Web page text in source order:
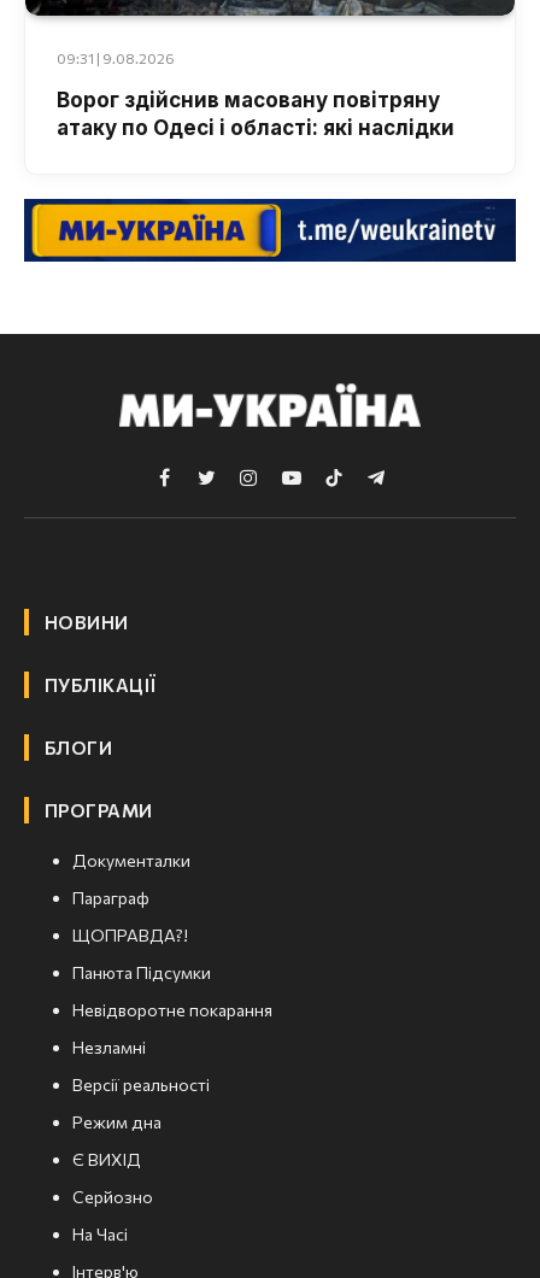
09:31 | 9.08.2026
Ворог здійснив масовану повітряну
атаку по Одесі і області: які наслідки
FacebookTwitterInstagramYouTubeTikTokTelegram
НОВИНИ
ПУБЛІКАЦІЇ
БЛОГИ
ПРОГРАМИ
Документалки
Параграф
ЩОПРАВДА?!
Панюта Підсумки
Невідворотне покарання
Незламні
Версії реальності
Режим дна
Є ВИХІД
Серйозно
На Часі
Інтерв'ю